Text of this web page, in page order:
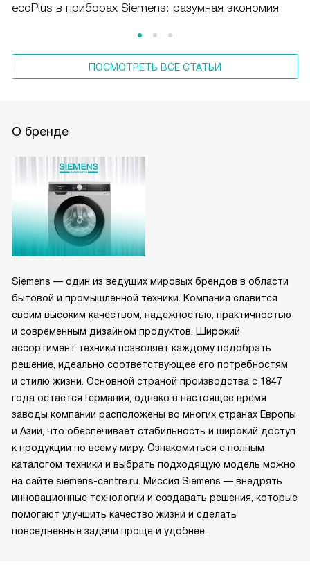
ecoPlus в приборах Siemens: разумная экономия
ПОСМОТРЕТЬ ВСЕ СТАТЬИ
О бренде
Siemens — один из ведущих мировых брендов в области
бытовой и промышленной техники. Компания славится
своим высоким качеством, надежностью, практичностью
и современным дизайном продуктов. Широкий
ассортимент техники позволяет каждому подобрать
решение, идеально соответствующее его потребностям
и стилю жизни. Основной страной производства с 1847
года остается Германия, однако в настоящее время
заводы компании расположены во многих странах Европы
и Азии, что обеспечивает стабильность и широкий доступ
к продукции по всему миру. Ознакомиться с полным
каталогом техники и выбрать подходящую модель можно
на сайте siemens-centre.ru. Миссия Siemens — внедрять
инновационные технологии и создавать решения, которые
помогают улучшить качество жизни и сделать
повседневные задачи проще и удобнее.